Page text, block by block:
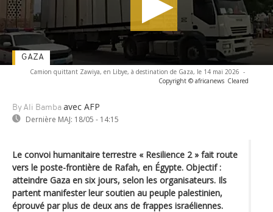
Camion quittant Zawiya, en Libye, à destination de Gaza, le 14 mai 2026 -
Copyright © africanews Cleared
By Ali Bamba avec AFP
Dernière MAJ: 18/05 - 14:15
GAZA
Le convoi humanitaire terrestre « Resilience 2 » fait route
vers le poste-frontière de Rafah, en Égypte. Objectif :
atteindre Gaza en six jours, selon les organisateurs. Ils
partent manifester leur soutien au peuple palestinien,
éprouvé par plus de deux ans de frappes israéliennes.